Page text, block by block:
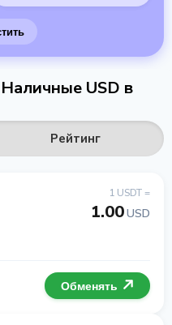
USD в
Рейтинг
1 USDT =
1.00USD
Обменять